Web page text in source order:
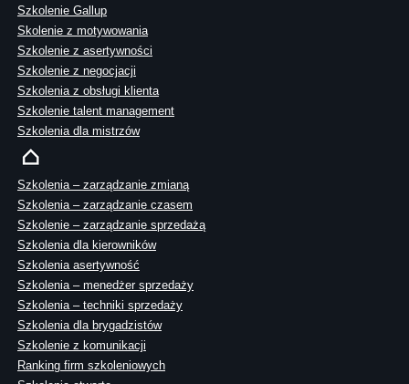
Szkolenie Gallup
Skolenie z motywowania
Szkolenie z asertywności
Szkolenie z negocjacji
Szkolenia z obsługi klienta
Szkolenie talent management
Szkolenia dla mistrzów
Szkolenia – zarządzanie zmianą
Szkolenia – zarządzanie czasem
Szkolenie – zarządzanie sprzedażą
Szkolenia dla kierowników
Szkolenia asertywność
Szkolenia – menedżer sprzedaży
Szkolenia – techniki sprzedaży
Szkolenia dla brygadzistów
Szkolenie z komunikacji
Ranking firm szkoleniowych